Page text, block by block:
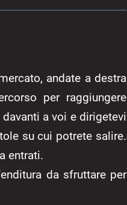
andate a destra
per raggiungere
a voi e dirigetevi
su cui potrete salire.
entrati.
da sfruttare per